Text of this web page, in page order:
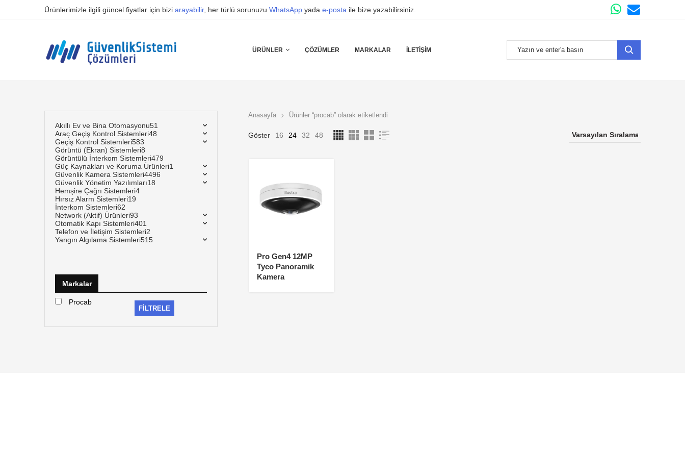
Ürünlerimizle ilgili güncel fiyatlar için bizi arayabilir, her türlü sorunuzu WhatsApp yada e-posta ile bize yazabilirsiniz.
ÜRÜNLER ÇÖZÜMLER MARKALAR İLETIŞIM
Anasayfa Ürünler “procab” olarak etiketlendi
Göster 16 24 32 48
Pro Gen4 12MP
Tyco Panoramik
Kamera
Akıllı Ev ve Bina Otomasyonu51
Araç Geçiş Kontrol Sistemleri48
Geçiş Kontrol Sistemleri583
Görüntü (Ekran) Sistemleri8
Görüntülü İnterkom Sistemleri479
Güç Kaynakları ve Koruma Ürünleri1
Güvenlik Kamera Sistemleri4496
Güvenlik Yönetim Yazılımları18
Hemşire Çağrı Sistemleri4
Hırsız Alarm Sistemleri19
İnterkom Sistemleri62
Network (Aktif) Ürünleri93
Otomatik Kapı Sistemleri401
Telefon ve İletişim Sistemleri2
Yangın Algılama Sistemleri515
Markalar
Procab
FILTRELE